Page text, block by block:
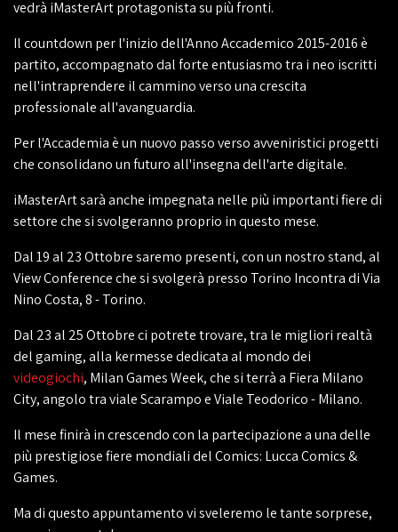
vedrà iMasterArt protagonista su più fronti.
Il countdown per l'inizio dell'Anno Accademico 2015-2016 è
partito, accompagnato dal forte entusiasmo tra i neo iscritti
nell'intraprendere il cammino verso una crescita
professionale all'avanguardia.
Per l'Accademia è un nuovo passo verso avveniristici progetti
che consolidano un futuro all'insegna dell'arte digitale.
iMasterArt sarà anche impegnata nelle più importanti fiere di
settore che si svolgeranno proprio in questo mese.
Dal 19 al 23 Ottobre saremo presenti, con un nostro stand, al
View Conference che si svolgerà presso Torino Incontra di Via
Nino Costa, 8 - Torino.
Dal 23 al 25 Ottobre ci potrete trovare, tra le migliori realtà
del gaming, alla kermesse dedicata al mondo dei
videogiochi, Milan Games Week, che si terrà a Fiera Milano
City, angolo tra viale Scarampo e Viale Teodorico - Milano.
Il mese finirà in crescendo con la partecipazione a una delle
più prestigiose fiere mondiali del Comics: Lucca Comics &
Games.
Ma di questo appuntamento vi sveleremo le tante sorprese,